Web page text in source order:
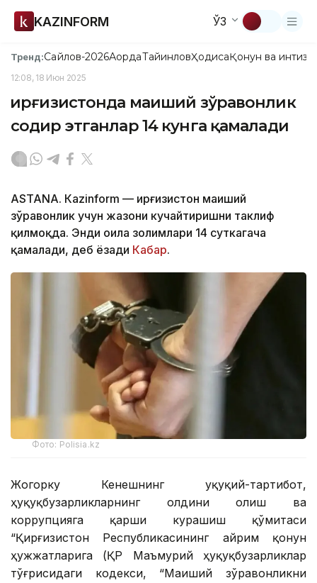
KAZINFORM ЎЗ
Тренд:Сайлов-2026АқордаТайинловҲодисаҚонун ва
12:08, 18 Июн 2025
Қирғизистонда маиший зўравонлик
содир этганлар 14 кунга қамалади
ASTANА. Кazinform — Қирғизистон маиший
зўравонлик учун жазони кучайтиришни таклиф
қилмоқда. Энди оила золимлари 14 суткагача
қамалади, деб ёзади Кабар.
Фото: Polisia.kz
Жогорку Кенешнинг Ҳуқуқий-тартибот,
ҳуқуқбузарликларнинг олдини олиш ва
коррупцияга қарши курашиш қўмитаси
“Қирғизистон Республикасининг айрим қонун
ҳужжатларига (ҚР Маъмурий ҳуқуқбузарликлар
тўғрисидаги кодекси, “Маиший зўравонликни